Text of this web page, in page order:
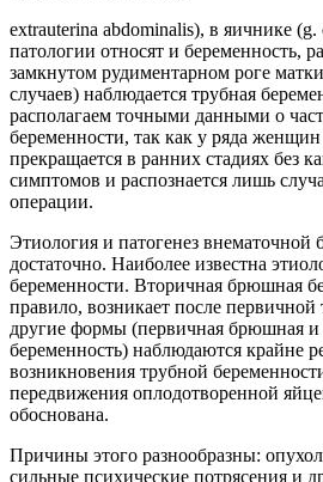
extrauterina abdominalis), в яичнике
патологии относят и беременность,
замкнутом рудиментарном роге
случаев) наблюдается трубная
располагаем точными данными о
беременности, так как у ряда женщин
прекращается в ранних стадиях без
симптомов и распознается лишь
операции.
Этиология и патогенез внематочной
достаточно. Наиболее известна
беременности. Вторичная брюшная
правило, возникает после
другие формы (первичная брюшная и
беременность) наблюдаются крайне
возникновения трубной
передвижения оплодотворенной
обоснована.
Причины этого разнообразны:
сильные психические потрясения и